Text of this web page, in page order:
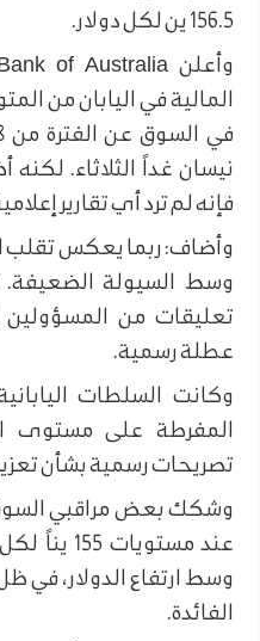
156.5 ين لكل دولار.
المالية في اليابان من
نيسان غداً الثلاثاء.
فإنه لم ترد أي تقارير
وأضاف: ربما يعكس تقلب
وسط السيولة الضعيفة.
تعليقات من المسؤولين
عطلة رسمية.
وكانت السلطات
المفرطة على مستوى
تصريحات رسمية بشأن
وشكك بعض مراقبي
عند
وسط ارتفاع الدولار،
الفائدة.